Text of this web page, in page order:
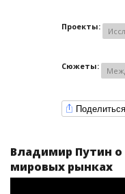
Проекты:
Сюжеты:
Поделиться
Владимир Путин о
мировых рынках